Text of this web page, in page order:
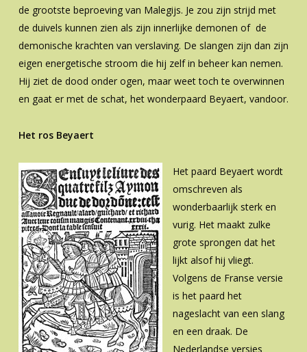
de grootste beproeving van Malegijs. Je zou zijn strijd met
de duivels kunnen zien als zijn innerlijke demonen of de
demonische krachten van verslaving. De slangen zijn dan zijn
eigen energetische stroom die hij zelf in beheer kan nemen.
Hij ziet de dood onder ogen, maar weet toch te overwinnen
en gaat er met de schat, het wonderpaard Beyaert, vandoor.
Het ros Beyaert
Het paard Beyaert wordt
omschreven als
wonderbaarlijk sterk en
vurig. Het maakt zulke
grote sprongen dat het
lijkt alsof hij vliegt.
Volgens de Franse versie
is het paard het
nageslacht van een slang
en een draak. De
Nederlandse versies